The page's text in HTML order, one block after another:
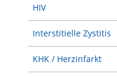
HIV
Interstitielle Zystitis
KHK / Herzinfarkt